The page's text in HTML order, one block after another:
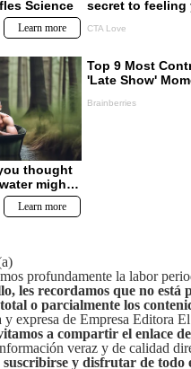
profundamente la labor
les recordamos que no
o parcialmente los
y expresa de Empresa Editora
a compartir el enlace
veraz y de calidad
suscribirse y disfrutar de todo